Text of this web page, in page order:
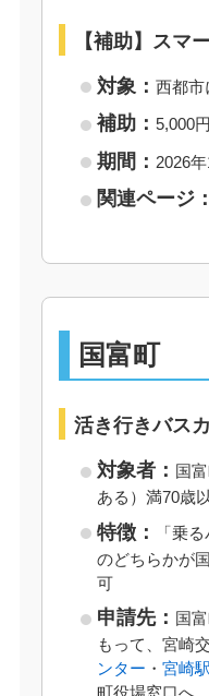
【補助】スマ
対象：西都市
補助：5,000円
期間： 2026
関連ページ
国富町
活き行きバスカ
対象者： 国
ある）満70歳
特徴：
「乗
のどちらかが
可
申請先： 国
もって、宮崎
ンター ・ 宮崎
町役場窓口へ